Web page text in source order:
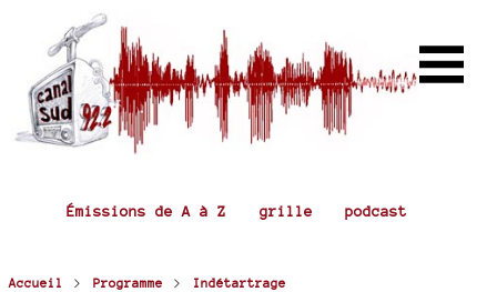
Émissions de A à Z grille podcast
Accueil > Programme > Indétartrage